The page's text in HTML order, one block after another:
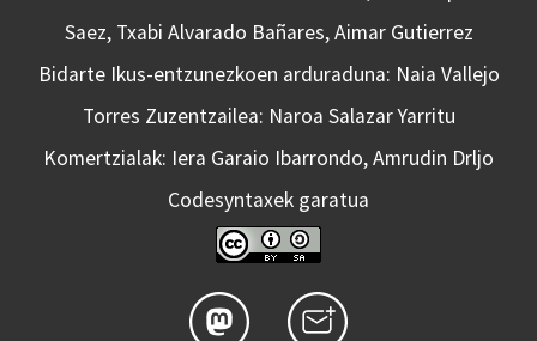
Saez, Txabi Alvarado Bañares, Aimar Gutierrez
Bidarte Ikus-entzunezkoen arduraduna: Naia Vallejo
Torres Zuzentzailea: Naroa Salazar Yarritu
Komertzialak: Iera Garaio Ibarrondo, Amrudin Drljo
Codesyntaxek garatua